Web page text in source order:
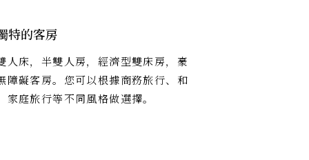
特的客房
人床，半雙人房，經濟型雙床房，豪
障礙客房。您可以根據商務旅行、和
家庭旅行等不同風格做選擇。